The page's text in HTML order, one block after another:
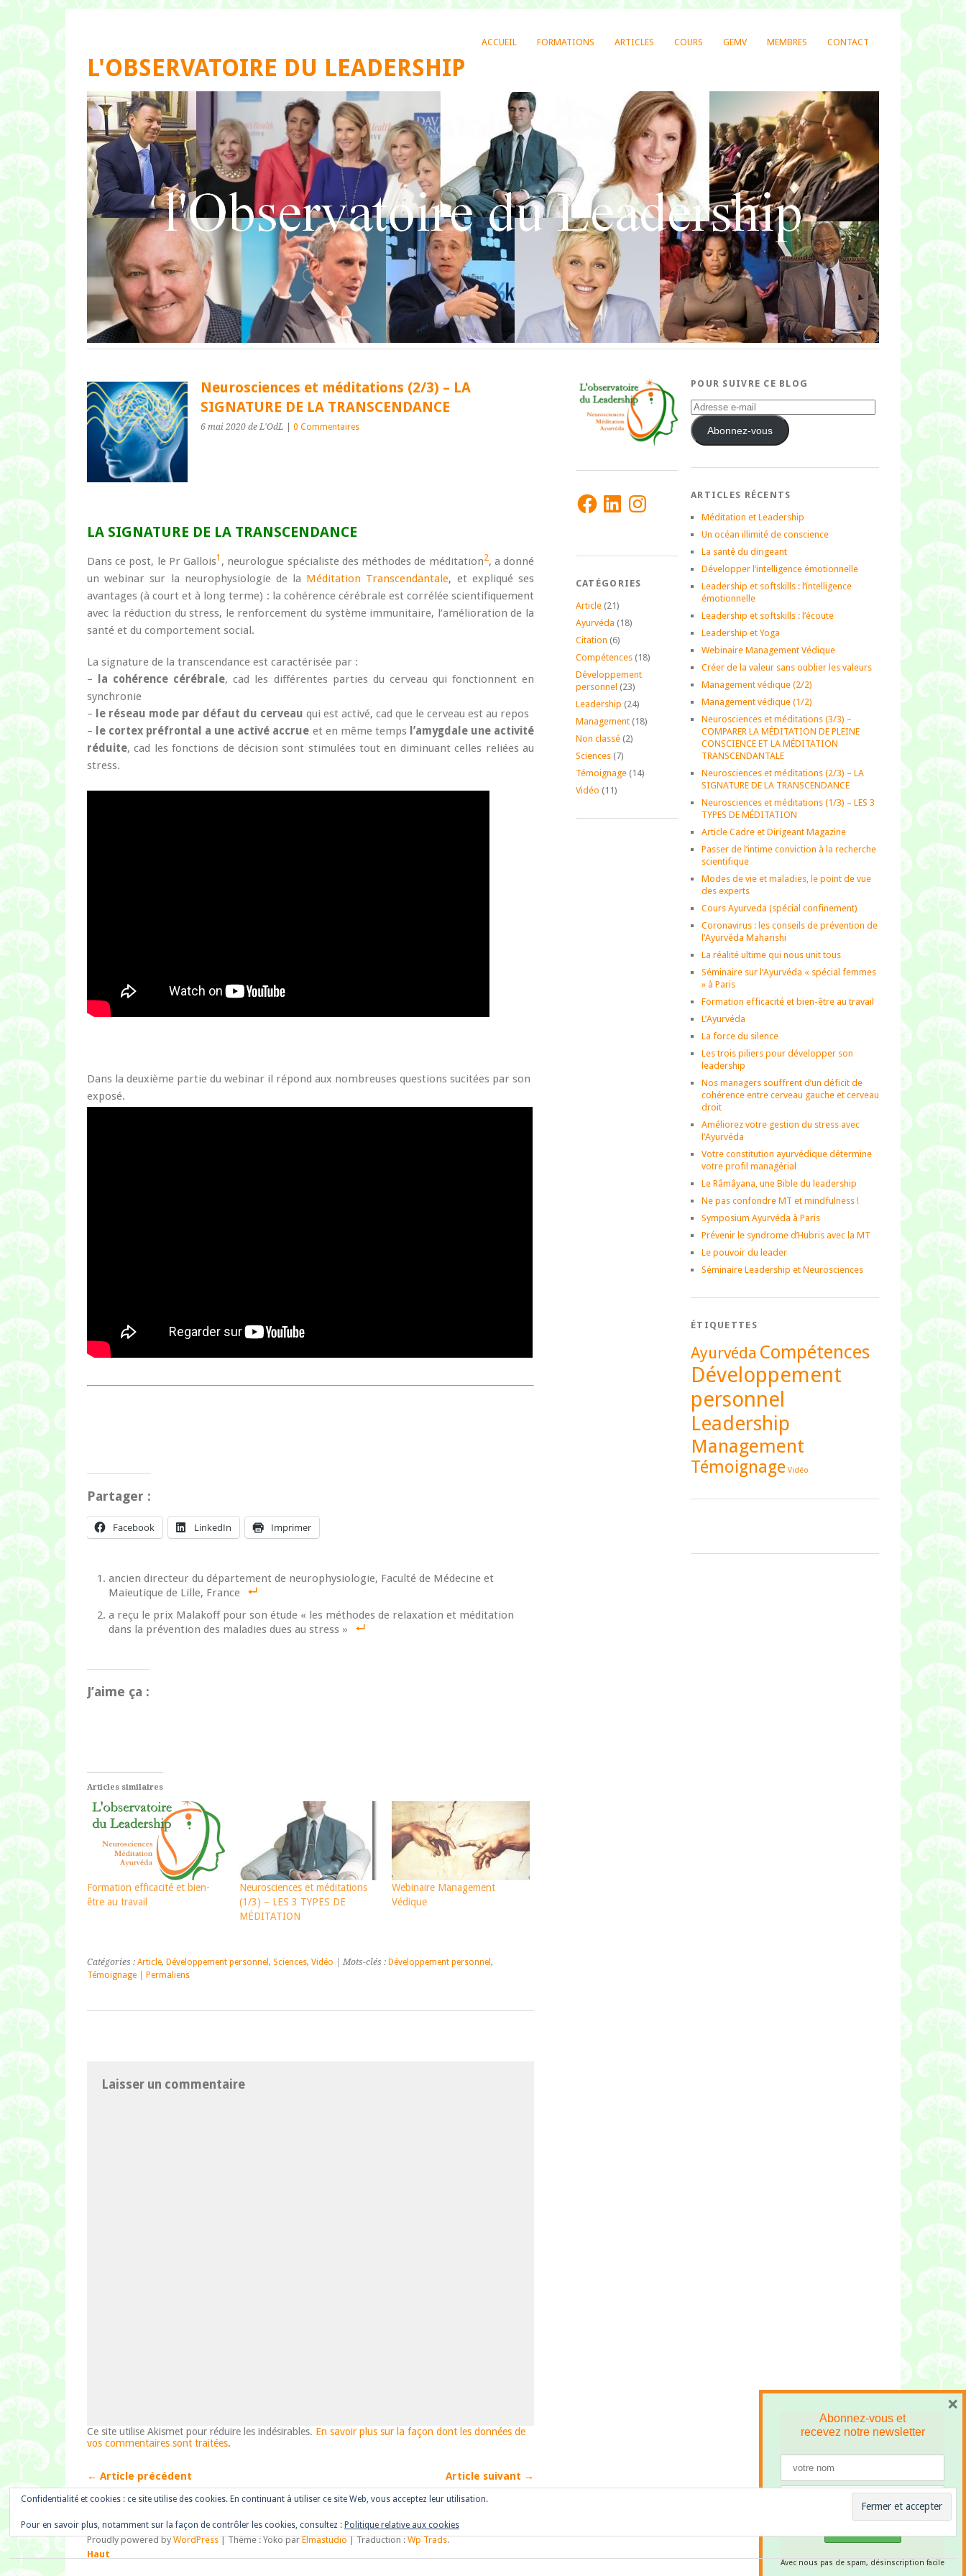
ACCUEIL FORMATIONS ARTICLES COURS GEMV MEMBRES CONTACT
L'OBSERVATOIRE DU LEADERSHIP
Neurosciences et méditations (2/3) – LA
SIGNATURE DE LA TRANSCENDANCE
6 mai 2020 de L'OdL 0 Commentaires
LA SIGNATURE DE LA TRANSCENDANCE
Dans ce post, le Pr Gallois1 , neurologue spécialiste des méthodes de méditation2, a donné
un webinar sur la neurophysiologie de la Méditation Transcendantale, et expliqué ses
avantages(à court et à long terme) : la cohérence cérébrale est corrélée scientifiquement
avec la réduction du stress, le renforcement du système immunitaire, l’amélioration de la
santé et du comportement social.
La signature de la transcendance est caractérisée par :
–
la cohérence cérébrale, cad les différentes parties du cerveau qui fonctionnent en
synchronie
–
le réseau mode par défaut du cerveau qui est activé, cad que le cerveau est au repos
–
le cortex préfrontal a une activé accrue et en même temps l’amygdale une activité
réduite, cad les fonctions de décision sont stimulées tout en diminuant celles reliées au
stress.
Dans la deuxième partie du webinar il répond aux nombreuses questions sucitées par son
exposé.
Partager :
Facebook LinkedIn Imprimer
ancien directeur du département de neurophysiologie, Faculté de Médecine et
Maieutique de Lille, France
a reçu le prix Malakoff pour son étude « les méthodes de relaxation et méditation
dans la prévention des maladies dues au stress »
J’aime ça :
Articles similaires
Formation efficacité et bien-
être au travail
Neurosciences et méditations
(1/3) – LES 3 TYPES DE
MÉDITATION
Webinaire Management
Védique
Catégories : Article, Développement personnel , Sciences, Vidéo | Mots-clés : Développement personnel ,
Témoignage
Permaliens
Laisser un commentaire
Ce site utilise Akismet pour réduire les indésirables. En savoir plus sur la façon dont les données de
vos commentaires sont traitées.
← Article précédent Article suivant →
FacebookLinkedInInstagram
CATÉGORIES
Article(21)
Ayurvéda (18)
Citation (6)
Compétences(18)
Développement
personnel (23)
Leadership (24)
Management(18)
Non classé(2)
Sciences(7)
Témoignage(14)
Vidéo (11)
POUR SUIVRE CE BLOG
Adresse
e-
mail Abonnez-vous
ARTICLES RÉCENTS
Méditation et Leadership
Un océan illimité de conscience
La santé du dirigeant
Développer l’intelligence émotionnelle
Leadership et softskills : l’intelligence
émotionnelle
Leadership et softskills : l’écoute
Leadership et Yoga
Webinaire Management Védique
Créer de la valeur sans oublier les valeurs
Management védique (2/2)
Management védique (1/2)
Neurosciences et méditations (3/3) –
COMPARER LA MÉDITATION DE PLEINE
CONSCIENCE ET LA MÉDITATION
TRANSCENDANTALE
Neurosciences et méditations (2/3) – LA
SIGNATURE DE LA TRANSCENDANCE
Neurosciences et méditations (1/3) – LES 3
TYPES DE MÉDITATION
Article Cadre et Dirigeant Magazine
Passer de l’intime conviction à la recherche
scientifique
Modes de vie et maladies, le point de vue
des experts
Cours Ayurveda (spécial confinement)
Coronavirus : les conseils de prévention de
l’Ayurvéda Maharishi
La réalité ultime qui nous unit tous
Séminaire sur l’Ayurvéda « spécial femmes
» à Paris
Formation efficacité et bien-être au travail
L’Ayurvéda
La force du silence
Les trois piliers pour développer son
leadership
Nos managers souffrent d’un déficit de
cohérence entre cerveau gauche et cerveau
droit
Améliorez votre gestion du stress avec
l’Ayurvéda
Votre constitution ayurvédique détermine
votre profil managérial
Le Râmâyana, une Bible du leadership
Ne pas confondre MT et mindfulness !
Symposium Ayurvéda à Paris
Prévenir le syndrome d’Hubris avec la MT
Le pouvoir du leader
Séminaire Leadership et Neurosciences
ÉTIQUETTES
Ayurvéda Compétences
Développement
personnel
Leadership
Management
Témoignage Vidéo
Proudly powered byWordPress|Thème : Yoko parElmastudio| Traduction :Wp Trads.
Haut
Confidentialité et cookies : ce site utilise des cookies. En continuant à utiliser ce site Web, vous acceptez leur utilisation.
Pour en savoir plus, notamment sur la façon de contrôler les cookies, consultez : Politique relative aux cookies
Abonnez-vous et
recevez notre newsletter
Avec nous pas de spam, désinscription facile
×